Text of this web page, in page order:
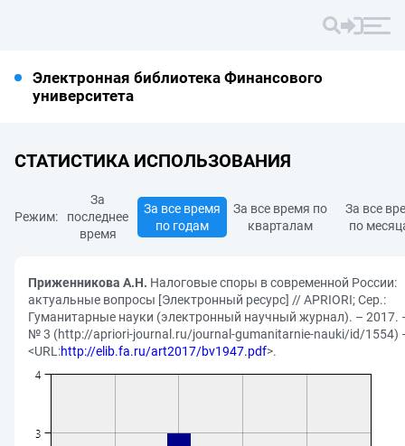
Электронная библиотека Финансового
университета
СТАТИСТИКА ИСПОЛЬЗОВАНИЯ
Режим:
За
последнее
время
За все время
по годам
За все время по
кварталам
За все
по
Приженникова А.Н. Налоговые споры в современной России:
актуальные вопросы [Электронный ресурс] // APRIORI; Сер.:
Гуманитарные науки (электронный научный журнал). – 2017.
№ 3 (http://apriori-journal.ru/journal-gumanitarnie-nauki/id/1554)
<URL:http://elib.fa.ru/art2017/bv1947.pdf>.